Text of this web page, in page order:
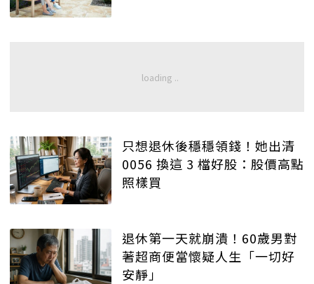
只想退休後穩穩領錢！她出清
0056 換這 3 檔好股：股價高點
照樣買
退休第一天就崩潰！60歲男對
著超商便當懷疑人生「一切好
安靜」